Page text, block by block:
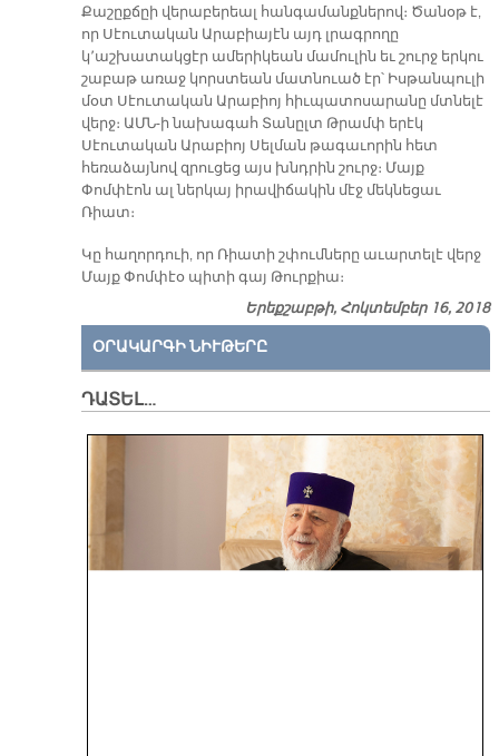
Քաշըքճըի վերաբերեալ հանգամանքներով։ Ծանօթ է,
որ Սէուտական Արաբիայէն այդ լրագրողը
կ՚աշխատակցէր ամերիկեան մամուլին եւ շուրջ երկու
շաբաթ առաջ կորստեան մատնուած էր՝ Իսթանպուլի
մօտ Սէուտական Արաբիոյ հիւպատոսարանը մտնելէ
վերջ։ ԱՄՆ-ի նախագահ Տանըլտ Թրամփ երէկ
Սէուտական Արաբիոյ Սելման թագաւորին հետ
հեռաձայնով զրուցեց այս խնդրին շուրջ։ Մայք
Փոմփէոն ալ ներկայ իրավիճակին մէջ մեկնեցաւ
Ռիատ։
Կը հաղորդուի, որ Ռիատի շփումները աւարտելէ վերջ
Մայք Փոմփէօ պիտի գայ Թուրքիա։
Երեքշաբթի, Հոկտեմբեր 16, 2018
ՕՐԱԿԱՐԳԻ ՆԻՒԹԵՐԸ
ԴԱՏԵԼ…